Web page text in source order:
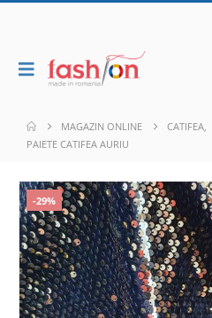
MAGAZIN ONLINE CATIFEA,
PAIETE CATIFEA AURIU
-29%